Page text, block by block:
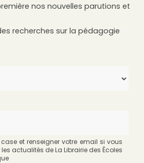
nos nouvelles parutions et
recherches sur la pédagogie
et renseigner votre email si vous
actualités de La Librairie des Écoles